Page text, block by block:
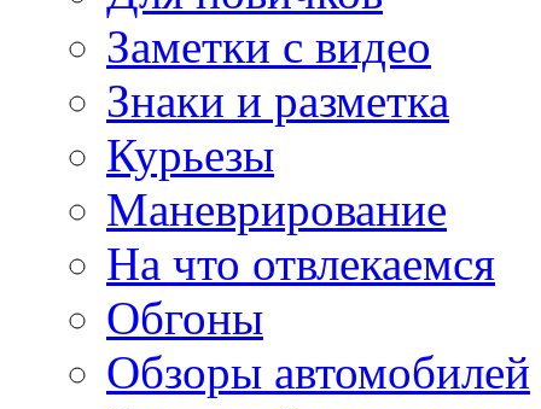
Заметки с видео
Знаки и разметка
Курьезы
Маневрирование
На что отвлекаемся
Обгоны
Обзоры автомобилей